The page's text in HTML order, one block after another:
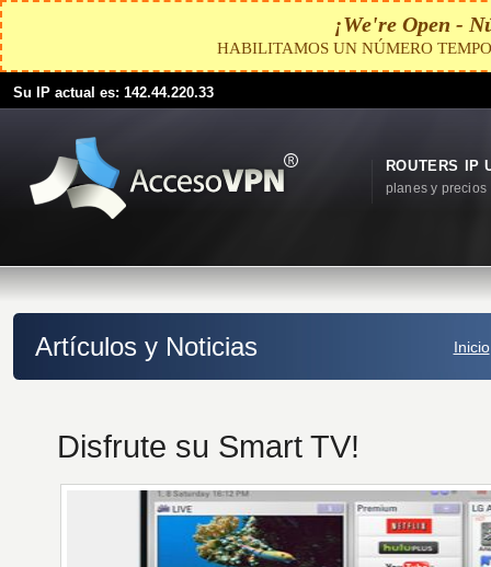
¡We're Open -
HABILITAMOS UN NÚMERO
Su IP actual es: 142.44.220.33
ROUTERS IP
planes y precios
Artículos y Noticias Inicio
Disfrute su Smart TV!